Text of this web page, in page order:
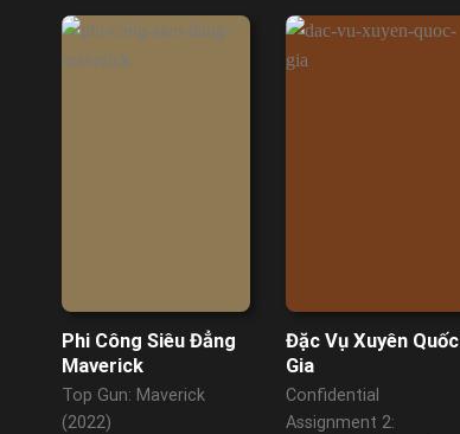
Phi Công Siêu Đẳng
Maverick
Top Gun: Maverick
(2022)
Đặc Vụ Xuyên Quốc
Gia
Confidential
Assignment 2: